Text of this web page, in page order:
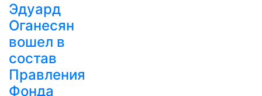
Эдуард
Оганесян
вошел в
состав
Правления
Фонда